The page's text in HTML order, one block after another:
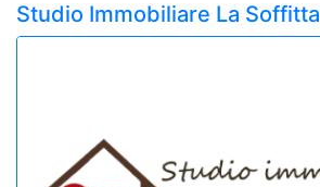
Studio Immobiliare La Soffitta